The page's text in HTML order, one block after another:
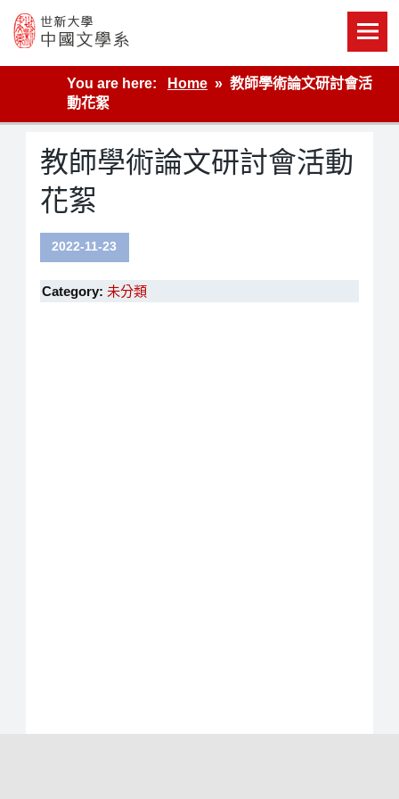
content
世新大學教學單位的網站
You are here:
Home
教師學術論文研討會活
動花絮
教師學術論文研討會活動
花絮
2022-11-23
Category: 未分類